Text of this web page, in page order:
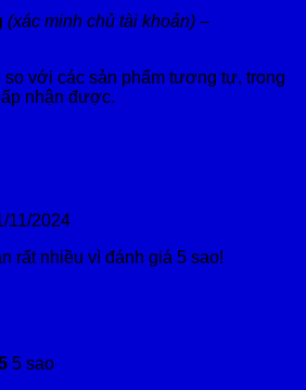
(xác minh chủ tài khoản) –
so với các sản phẩm tương tự, trong
nhận được.
11/2024
rất nhiều vì đánh giá 5 sao!
5 sao